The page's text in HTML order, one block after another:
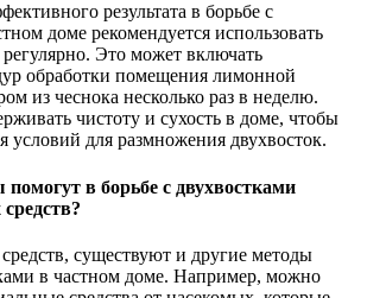
результата в борьбе с
доме рекомендуется использовать
Это может включать
обработки помещения лимонной
из чеснока несколько раз в неделю.
чистоту и сухость в доме, чтобы
условий для размножения двухвосток.
в борьбе с двухвостками
существуют и другие методы
в частном доме. Например, можно